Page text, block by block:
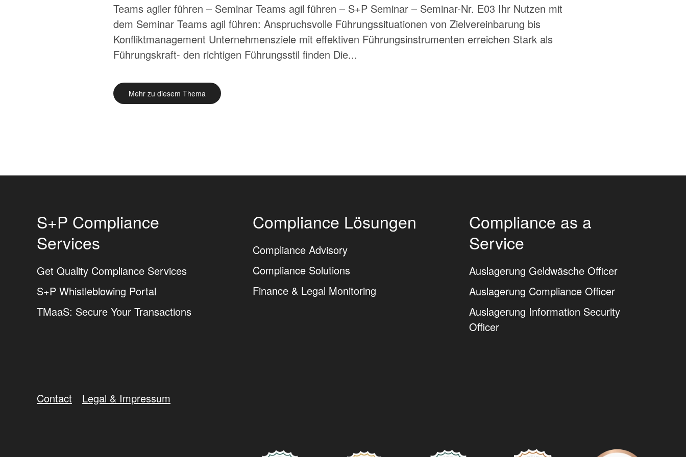
Teams agiler führen – Seminar Teams agil führen – S+P Seminar – Seminar-Nr. E03 Ihr Nutzen mit
dem Seminar Teams agil führen: Anspruchsvolle Führungssituationen von Zielvereinbarung bis
Konfliktmanagement Unternehmensziele mit effektiven Führungsinstrumenten erreichen Stark als
Führungskraft- den richtigen Führungsstil finden Die...
Mehr zu diesem Thema
S+P Compliance
Services
Get Quality Compliance Services
S+P Whistleblowing Portal
TMaaS: Secure Your Transactions
Compliance Lösungen
Compliance Advisory
Compliance Solutions
Finance & Legal Monitoring
Compliance as a
Service
Auslagerung Geldwäsche Officer
Auslagerung Compliance Officer
Auslagerung Information Security
Officer
Contact Legal & Impressum